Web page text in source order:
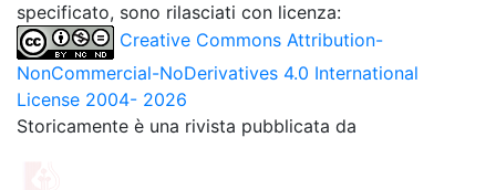
specificato, sono rilasciati con licenza:
Creative Commons Attribution-
NonCommercial-NoDerivatives 4.0 International
License 2004- 2026
Storicamente è una rivista pubblicata da